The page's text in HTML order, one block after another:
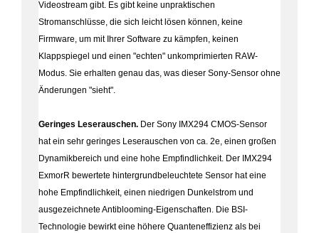
Videostream gibt. Es gibt keine unpraktischen
Stromanschlüsse, die sich leicht lösen können, keine
Firmware, um mit Ihrer Software zu kämpfen, keinen
Klappspiegel und einen "echten" unkomprimierten RAW-
Modus. Sie erhalten genau das, was dieser Sony-Sensor ohne
Änderungen "sieht".
Geringes Leserauschen. Der Sony IMX294 CMOS-Sensor
hat ein sehr geringes Leserauschen von ca. 2e, einen großen
Dynamikbereich und eine hohe Empfindlichkeit. Der IMX294
ExmorR bewertete hintergrundbeleuchtete Sensor hat eine
hohe Empfindlichkeit, einen niedrigen Dunkelstrom und
ausgezeichnete Antiblooming-Eigenschaften. Die BSI-
Technologie bewirkt eine höhere Quanteneffizienz als bei